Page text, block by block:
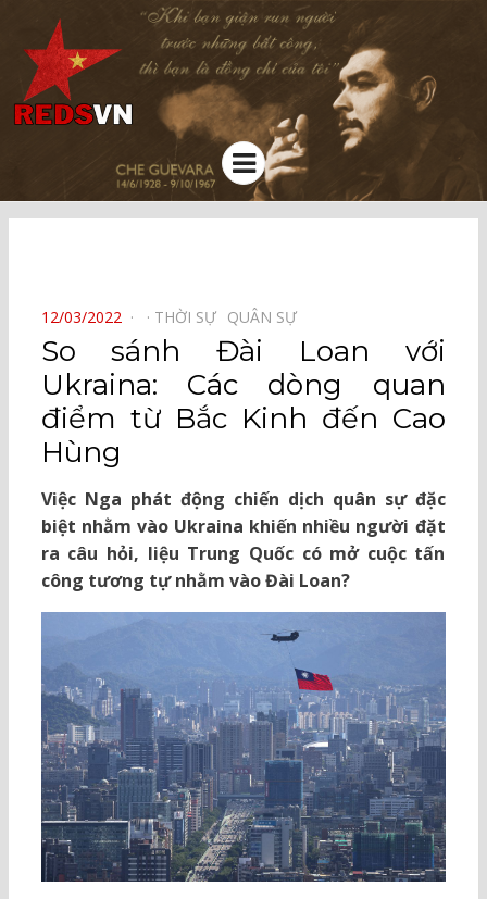
Kênh chia sẻ tri thức cộng đồng
Menu
POSTED
ON
12/03/2022 THỜI SỰ⠀ QUÂN SỰ⠀
So sánh Đài Loan với
Ukraina: Các dòng quan
điểm từ Bắc Kinh đến Cao
Hùng
Việc Nga phát động chiến dịch quân sự đặc
biệt nhằm vào Ukraina khiến nhiều người đặt
ra câu hỏi, liệu Trung Quốc có mở cuộc tấn
công tương tự nhằm vào Đài Loan?